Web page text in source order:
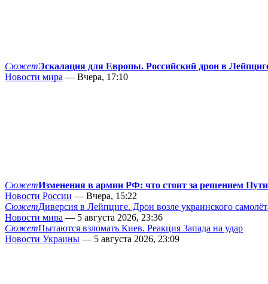
СюжетЭскалация для Европы. Российский дрон в
Новости мира — Вчера, 17:10
СюжетИзменения в армии РФ: что стоит за решением
Новости России — Вчера, 15:22
СюжетДиверсия в Лейпциге. Дрон возле украинского
Новости мира — 5 августа 2026, 23:36
СюжетПытаются взломать Киев. Реакция Запада на удар
Новости Украины — 5 августа 2026, 23:09